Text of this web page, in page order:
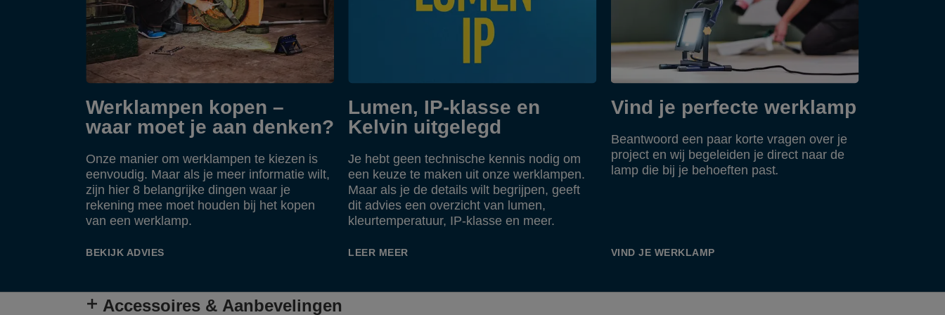
Werklampen kopen –
waar moet je aan denken?
Onze manier om werklampen te kiezen is
eenvoudig. Maar als je meer informatie wilt,
zijn hier 8 belangrijke dingen waar je
rekening mee moet houden bij het kopen
van een werklamp.
BEKIJK ADVIES
Lumen, IP-klasse en
Kelvin uitgelegd
Je hebt geen technische kennis nodig om
een keuze te maken uit onze werklampen.
Maar als je de details wilt begrijpen, geeft
dit advies een overzicht van lumen,
kleurtemperatuur, IP-klasse en meer.
LEER MEER
Vind je perfecte werklamp
Beantwoord een paar korte vragen over je
project en wij begeleiden je direct naar de
lamp die bij je behoeften past.
VIND JE WERKLAMP
Accessoires & Aanbevelingen